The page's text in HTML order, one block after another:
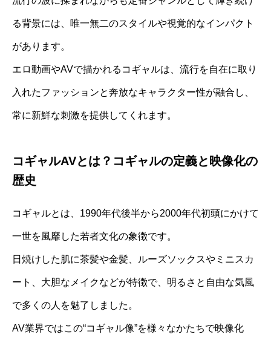
る背景には、唯一無二のスタイルや視覚的なインパクト
があります。
エロ動画やAVで描かれるコギャルは、流行を自在に取り
入れたファッションと奔放なキャラクター性が融合し、
常に新鮮な刺激を提供してくれます。
コギャルAVとは？コギャルの定義と映像化の
歴史
コギャルとは、1990年代後半から2000年代初頭にかけて
一世を風靡した若者文化の象徴です。
日焼けした肌に茶髪や金髪、ルーズソックスやミニスカ
ート、大胆なメイクなどが特徴で、明るさと自由な気風
で多くの人を魅了しました。
AV業界ではこの“コギャル像”を様々なかたちで映像化